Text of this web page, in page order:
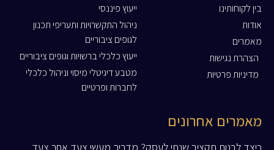
בין לקוחותינו
אודות
מאמרים
הצהרת נגישות
מדיניות פרטיות
ייעוץ פיננסי
ניהול התקשרויות ותעריפי תכנון
לגופים ציבוריים
ייעוץ כלכלי ברשויות וגופים ציבוריים
מטבע דיגיטלי מיסוי וניהול כלכלי
לחברות ופרטיים
מאמרים אחרונים
כיצד לבנות תקציב שנתי לעסק? מדריך מעשי צעד אחר צעד